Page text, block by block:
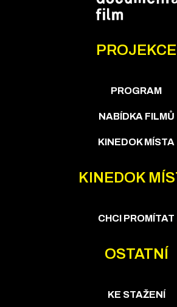
PROJEKCE
PROGRAM
NABÍDKA FILMŮ
KINEDOK MÍSTA
KINEDOK
CHCI PROMÍTAT
OSTATNÍ
KE STAŽENÍ